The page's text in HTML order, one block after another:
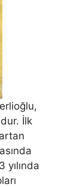
İlk
yılında